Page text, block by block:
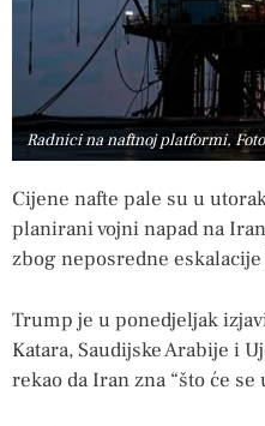
Radnici na naftnoj platformi,
Cijene nafte pale su u
planirani vojni napad na
zbog neposredne
Trump je u ponedjeljak
Katara, Saudijske Arabije i
rekao da Iran zna “što će